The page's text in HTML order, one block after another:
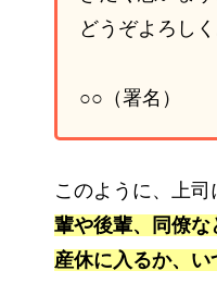
どうぞよろし
○○（署名）
このように、上司
輩や後輩、同僚な
産休に入るか、